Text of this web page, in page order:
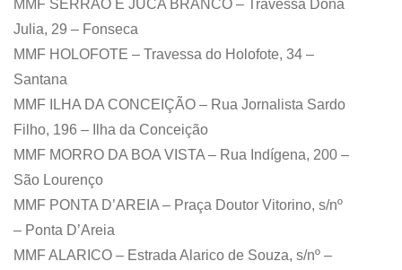
MMF SERRÃO E JUCA BRANCO – Travessa Dona
Julia, 29 – Fonseca
MMF HOLOFOTE – Travessa do Holofote, 34 –
Santana
MMF ILHA DA CONCEIÇÃO – Rua Jornalista Sardo
Filho, 196 – Ilha da Conceição
MMF MORRO DA BOA VISTA – Rua Indígena, 200 –
São Lourenço
MMF PONTA D’AREIA – Praça Doutor Vitorino, s/nº
– Ponta D’Areia
MMF ALARICO – Estrada Alarico de Souza, s/nº –